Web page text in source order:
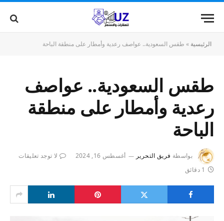
الرئيسية » طقس السعودية.. عواصف رعدية وأمطار على منطقة الباحة
طقس السعودية.. عواصف
رعدية وأمطار على منطقة
الباحة
بواسطة فريق التحرير أغسطس 16, 2024
لا توجد تعليقات
1 دقائق